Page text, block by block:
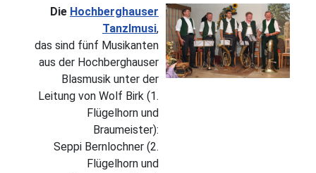
Die Hochberghauser
Tanzlmusi,
das sind fünf Musikanten
aus der Hochberghauser
Blasmusik unter der
Leitung von Wolf Birk (1.
Flügelhorn und
Braumeister):
Seppi Bernlochner (2.
Flügelhorn und